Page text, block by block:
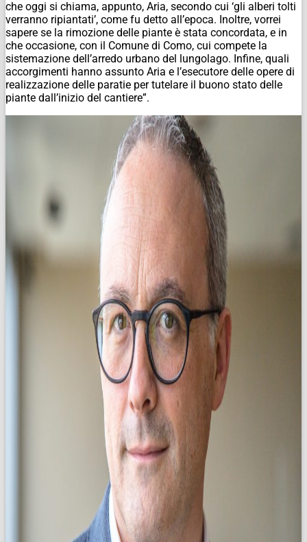
che oggi si chiama, appunto, Aria, secondo cui ‘gli alberi tolti
verranno ripiantati’, come fu detto all’epoca. Inoltre, vorrei
sapere se la rimozione delle piante è stata concordata, e in
che occasione, con il Comune di Como, cui compete la
sistemazione dell’arredo urbano del lungolago. Infine, quali
accorgimenti hanno assunto Aria e l’esecutore delle opere di
realizzazione delle paratie per tutelare il buono stato delle
piante dall’inizio del cantiere”.